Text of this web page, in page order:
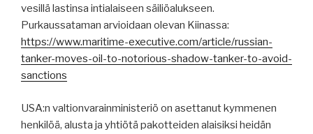
vesillä lastinsa intialaiseen säiliöalukseen.
Purkaussataman arvioidaan olevan Kiinassa:
https://www.maritime-executive.com/article/russian-
tanker-moves-oil-to-notorious-shadow-tanker-to-avoid-
sanctions
USA:n valtionvarainministeriö on asettanut kymmenen
henkilöä, alusta ja yhtiötä pakotteiden alaisiksi heidän